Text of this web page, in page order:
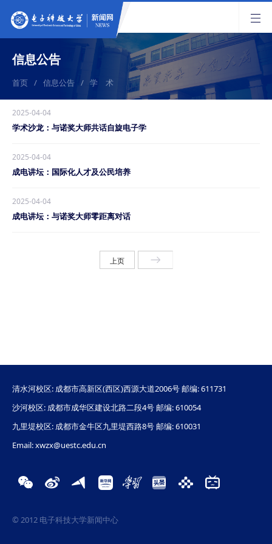
信息公告
首页 / 信息公告 / 学 术
2025-04-04
学术沙龙：与诺奖大师共话自旋电子学
2025-04-04
成电讲坛：国际化人才及公民培养
2025-04-04
成电讲坛：与诺奖大师零距离对话
上页 下页
清水河校区: 成都市高新区(西区)西源大道2006号 邮编: 611731
沙河校区: 成都市成华区建设北路二段4号 邮编: 610054
九里堤校区: 成都市金牛区九里堤西路8号 邮编: 610031
Email: xwzx@uestc.edu.cn
© 2012 电子科技大学新闻中心